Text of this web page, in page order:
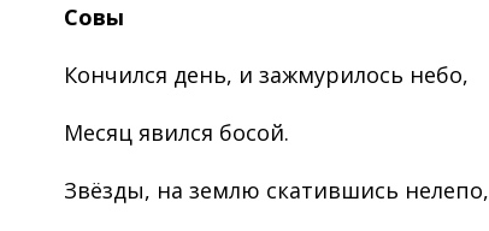
Совы
Кончился день, и зажмурилось небо,
Месяц явился босой.
Звёзды, на землю скатившись нелепо,